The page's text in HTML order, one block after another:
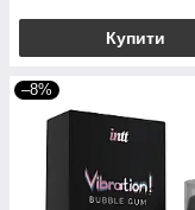
Купити
–8%